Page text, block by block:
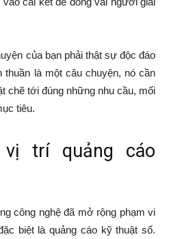
của bạn phải thật sự độc đáo
thuần là một câu chuyện, nó cần
chẽ tới đúng những nhu cầu, mối
tiêu.
trí quảng cáo
công nghệ đã mở rộng phạm vi
biệt là quảng cáo kỹ thuật số.